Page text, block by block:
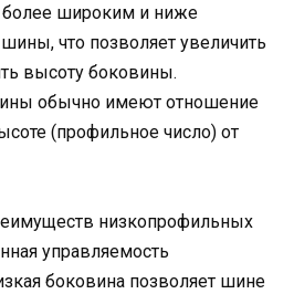
более широким и ниже
что позволяет увеличить
высоту боковины.
обычно имеют отношение
(профильное число) от
низкопрофильных
управляемость
боковина позволяет шине